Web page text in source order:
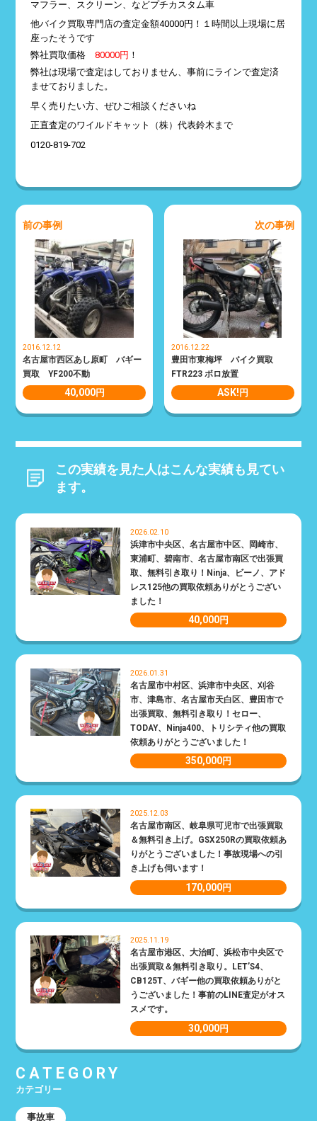
マフラー、スクリーン、などプチカスタム車
他バイク買取専門店の査定金額40000円！１時間以上現場に居
座ったそうです
弊社買取価格 80000円 ！
弊社は現場で査定はしておりません、事前にラインで査定済
ませておりました。
早く売りたい方、ぜひご相談くださいね
正直査定のワイルドキャット（株）代表鈴木まで
0120-819-702
前の事例
2016.12.12
名古屋市西区あし原町 バギー
買取 YF200不動
40,000円
次の事例
2016.12.22
豊田市東梅坪 バイク買取
FTR223 ボロ放置
ASK! 円
この実績を見た人はこんな実績も見てい
ます。
2026.02.10
浜津市中央区、名古屋市中区、岡崎市、
東浦町、碧南市、名古屋市南区で出張買
取、無料引き取り！Ninja、ビーノ、アド
レス125他の買取依頼ありがとうござい
ました！
40,000円
2026.01.31
名古屋市中村区、浜津市中央区、刈谷
市、津島市、名古屋市天白区、豊田市で
出張買取、無料引き取り！セロー、
TODAY、Ninja400、トリシティ他の買取
依頼ありがとうございました！
350,000円
2025.12.03
名古屋市南区、岐阜県可児市で出張買取
＆無料引き上げ。GSX250Rの買取依頼あ
りがとうございました！事故現場への引
き上げも伺います！
170,000円
2025.11.19
名古屋市港区、大治町、浜松市中央区で
出張買取＆無料引き取り。LET’S4、
CB125T、バギー他の買取依頼ありがと
うございました！事前のLINE査定がオス
スメです。
30,000円
CATEGORY
カテゴリー
事故車